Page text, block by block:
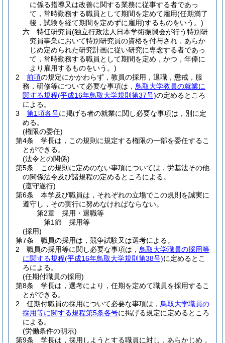
に係る指導又は改善に関する業務に従事する者であっ
て，常時勤務する職員として期間を定めて雇用(任期満了
後，試験を経て期間を定めずに雇用)するものをいう。)
六
特任研究員(独立行政法人日本学術振興会が行う特別研
究員事業において特別研究員の資格を付与され，あらか
じめ定められた研究計画に従い研究に専念する者であっ
て，常時勤務する職員として期間を定め，かつ，年俸に
より雇用するものをいう。)
2
前項の規定にかかわらず，教員の採用，退職，懲戒，服
務，研修等について必要な事項は， 鳥取大学教員の就業に
関する規程(平成16年鳥取大学規則第37号)の定めるところ
による。
3
第1項各号に掲げる者の就業に関し必要な事項は，別に定
める。
(権限の委任)
第4条
学長は，この規則に規定する権限の一部を委任するこ
とができる。
(法令との関係)
第5条
この規則に定めのない事項については，労基法その他
の関係法令及び諸規程の定めるところによる。
(遵守遂行)
第6条
本学及び職員は，それぞれの立場でこの規則を誠実に
遵守し，その実行に努めなければならない。
第2章
採用・退職等
第1節
採用等
(採用)
第7条
職員の採用は，競争試験又は選考による。
2
職員の採用等に関し必要な事項は， 鳥取大学職員の採用等
に関する規程(平成16年鳥取大学規則第38号)に定めるとこ
ろによる。
(任期付職員の採用)
第8条
学長は，選考により，任期を定めて職員を採用するこ
とができる。
2
任期付職員の採用について必要な事項は， 鳥取大学職員の
採用等に関する規程第5条各号に掲げる規定に定めるところ
による。
(労働条件の明示)
第9条
学長は，採用しようとする職員に対し，あらかじめ，